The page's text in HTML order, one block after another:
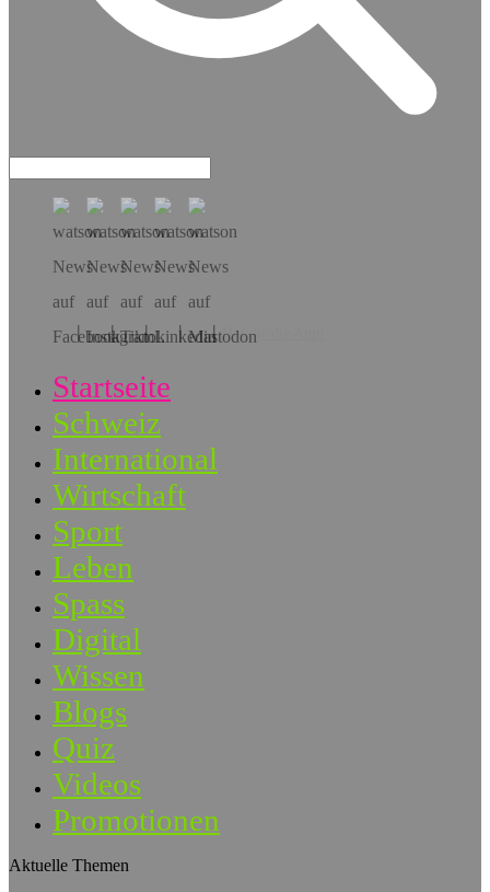
Hol dir die App!
Startseite
Schweiz
International
Wirtschaft
Sport
Leben
Spass
Digital
Wissen
Blogs
Quiz
Videos
Promotionen
Aktuelle Themen